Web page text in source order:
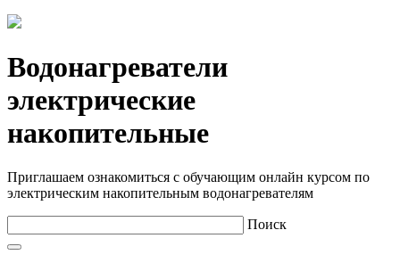
Водонагреватели
электрические
накопительные
Приглашаем ознакомиться с обучающим онлайн курсом по
электрическим накопительным водонагревателям
Поиск